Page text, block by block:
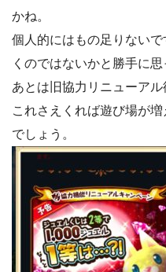
かね。
個人的にはもの足りない
くのではないかと勝手に思
あとは旧協力リニューアル
これさえくれば遊び場が
でしょう。